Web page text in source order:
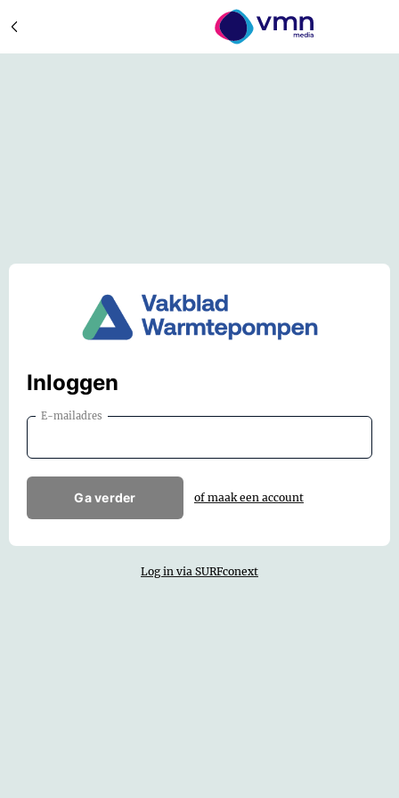
Inloggen
E-mailadres
Ga verder of maak een account
Log in via SURFconext